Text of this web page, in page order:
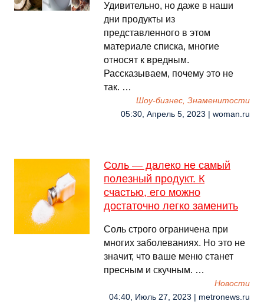
Удивительно, но даже в наши
дни продукты из
представленного в этом
материале списка, многие
относят к вредным.
Рассказываем, почему это не
так. …
Шоу-бизнес, Знаменитости
05:30, Апрель 5, 2023 | woman.ru
Соль — далеко не самый
полезный продукт. К
счастью, его можно
достаточно легко заменить
Соль строго ограничена при
многих заболеваниях. Но это не
значит, что ваше меню станет
пресным и скучным. …
Новости
04:40, Июль 27, 2023 | metronews.ru